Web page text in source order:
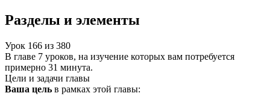
Разделы и элементы
Урок 166 из 380
В главе 7 уроков, на изучение которых вам потребуется
примерно 31 минута.
Цели и задачи главы
Ваша цель в рамках этой главы: